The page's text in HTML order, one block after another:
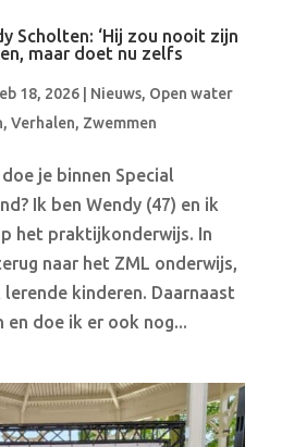
Scholten: ‘Hij zou nooit zijn
maar doet nu zelfs
18, 2026| Nieuws, Open water
, Verhalen, Zwemmen
je binnen Special
Ik ben Wendy (47) en ik
het praktijkonderwijs. In
naar het ZML onderwijs,
kinderen. Daarnaast
en doe ik er ook nog...